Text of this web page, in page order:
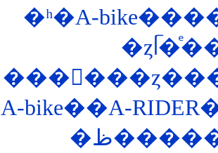
�ʰ�A-
A-bike��A-